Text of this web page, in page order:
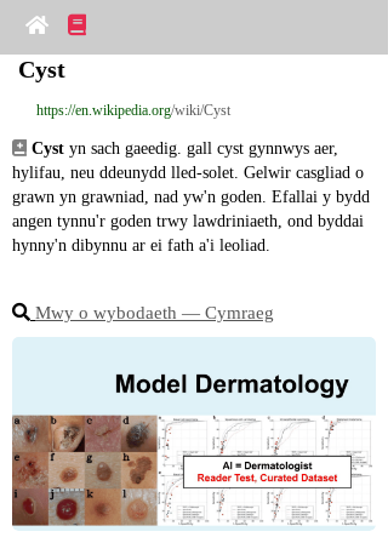
Cyst
https://en.wikipedia.org/wiki/Cyst
Cyst yn sach gaeedig. gall cyst gynnwys aer,
hylifau, neu ddeunydd lled-solet. Gelwir casgliad o
grawn yn grawniad, nad yw'n goden. Efallai y bydd
angen tynnu'r goden trwy lawdriniaeth, ond byddai
hynny'n dibynnu ar ei fath a'i leoliad.
Mwy o wybodaeth ― Cymraeg